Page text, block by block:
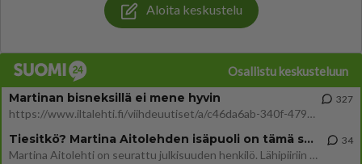
Aloita keskustelu
Osallistu keskusteluun
Martinan bisneksillä ei mene hyvin
https://www.iltalehti.fi/viihdeuutiset/a/c46da6ab-340f-4790-aaa7-0865eed2336 Yrityksen konkurssihakemus on tullut kärä
327
Tiesitkö? Martina Aitolehden isäpuoli on tämä suosittu laulaja
Martina Aitolehti on seurattu julkisuuden henkilö. Lähipiiriin mahtuu muitakin tunnettuja henkilöitä. Tiesitkö, että Ma
34